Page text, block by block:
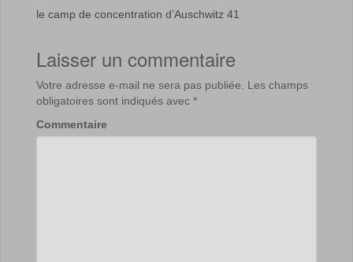
le camp de concentration d’Auschwitz 41
Laisser un commentaire
Votre adresse e-mail ne sera pas publiée. Les champs
obligatoires sont indiqués avec *
Commentaire